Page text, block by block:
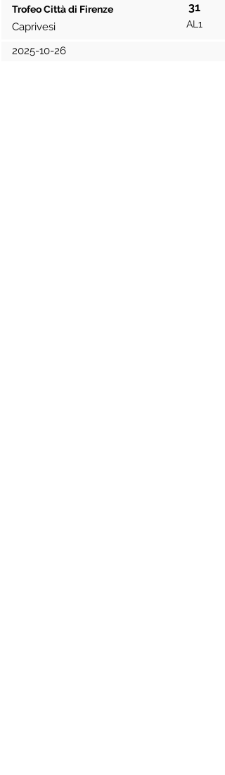
Trofeo Città di Firenze 31
Caprivesi AL1
2025-10-26